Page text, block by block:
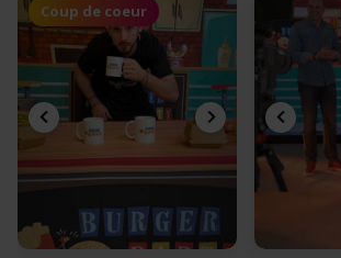
Coup de coeur